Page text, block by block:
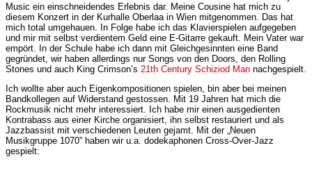
Music ein einschneidendes Erlebnis dar. Meine Cousine hat mich zu
diesem Konzert in der Kurhalle Oberlaa in Wien mitgenommen. Das hat
mich total umgehauen. In Folge habe ich das Klavierspielen aufgegeben
und mir mit selbst verdientem Geld eine E-Gitarre gekauft. Mein Vater war
empört. In der Schule habe ich dann mit Gleichgesinnten eine Band
gegründet, wir haben allerdings nur Songs von den Doors, den Rolling
Stones und auch King Crimson’s 21th Century Schiziod Man nachgespielt.
Ich wollte aber auch Eigenkompositionen spielen, bin aber bei meinen
Bandkollegen auf Widerstand gestossen. Mit 19 Jahren hat mich die
Rockmusik nicht mehr interessiert. Ich habe mir einen ausgedienten
Kontrabass aus einer Kirche organisiert, ihn selbst restauriert und als
Jazzbassist mit verschiedenen Leuten gejamt. Mit der „Neuen
Musikgruppe 1070” haben wir u.a. dodekaphonen Cross-Over-Jazz
gespielt: